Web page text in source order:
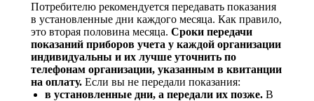
Потребителю рекомендуется передавать показания
в установленные дни каждого месяца. Как правило,
это вторая половина месяца. Сроки передачи
показаний приборов учета у каждой организации
индивидуальны и их лучше уточнить по
телефонам организации, указанным в квитанции
на оплату. Если вы не передали показания:
в установленные дни, а передали их позже. В